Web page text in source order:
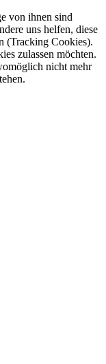
von ihnen sind
uns helfen, diese
(Tracking Cookies).
zulassen möchten.
nicht mehr